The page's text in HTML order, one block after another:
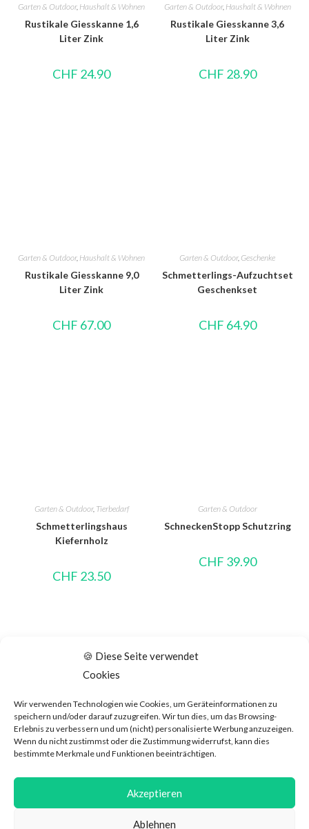
🍪 Diese Seite verwendet
Cookies
Wir verwenden Technologien wie Cookies, um Geräteinformationen zu
speichern und/oder darauf zuzugreifen. Wir tun dies, um das Browsing-
Erlebnis zu verbessern und um (nicht) personalisierte Werbung anzuzeigen.
Wenn du nicht zustimmst oder die Zustimmung widerrufst, kann dies
bestimmte Merkmale und Funktionen beeinträchtigen.
Akzeptieren
Ablehnen
Garten & Outdoor, Haushalt & Wohnen
Rustikale Giesskanne 1,6
Liter Zink
CHF 24.90
Garten & Outdoor, Haushalt & Wohnen
Rustikale Giesskanne 3,6
Liter Zink
CHF 28.90
Garten & Outdoor, Haushalt & Wohnen
Rustikale Giesskanne 9,0
Liter Zink
CHF 67.00
Garten & Outdoor, Geschenke
Schmetterlings-Aufzuchtset
Geschenkset
CHF 64.90
Garten & Outdoor, Tierbedarf
Schmetterlingshaus
Kiefernholz
CHF 23.50
Garten & Outdoor
SchneckenStopp Schutzring
CHF 39.90
Energiesparen,Garten & Outdoor
Solar Grablaterne LED Arimo
CHF26.90
Garten & Outdoor
Solar Laterne Antic
CHF94.00